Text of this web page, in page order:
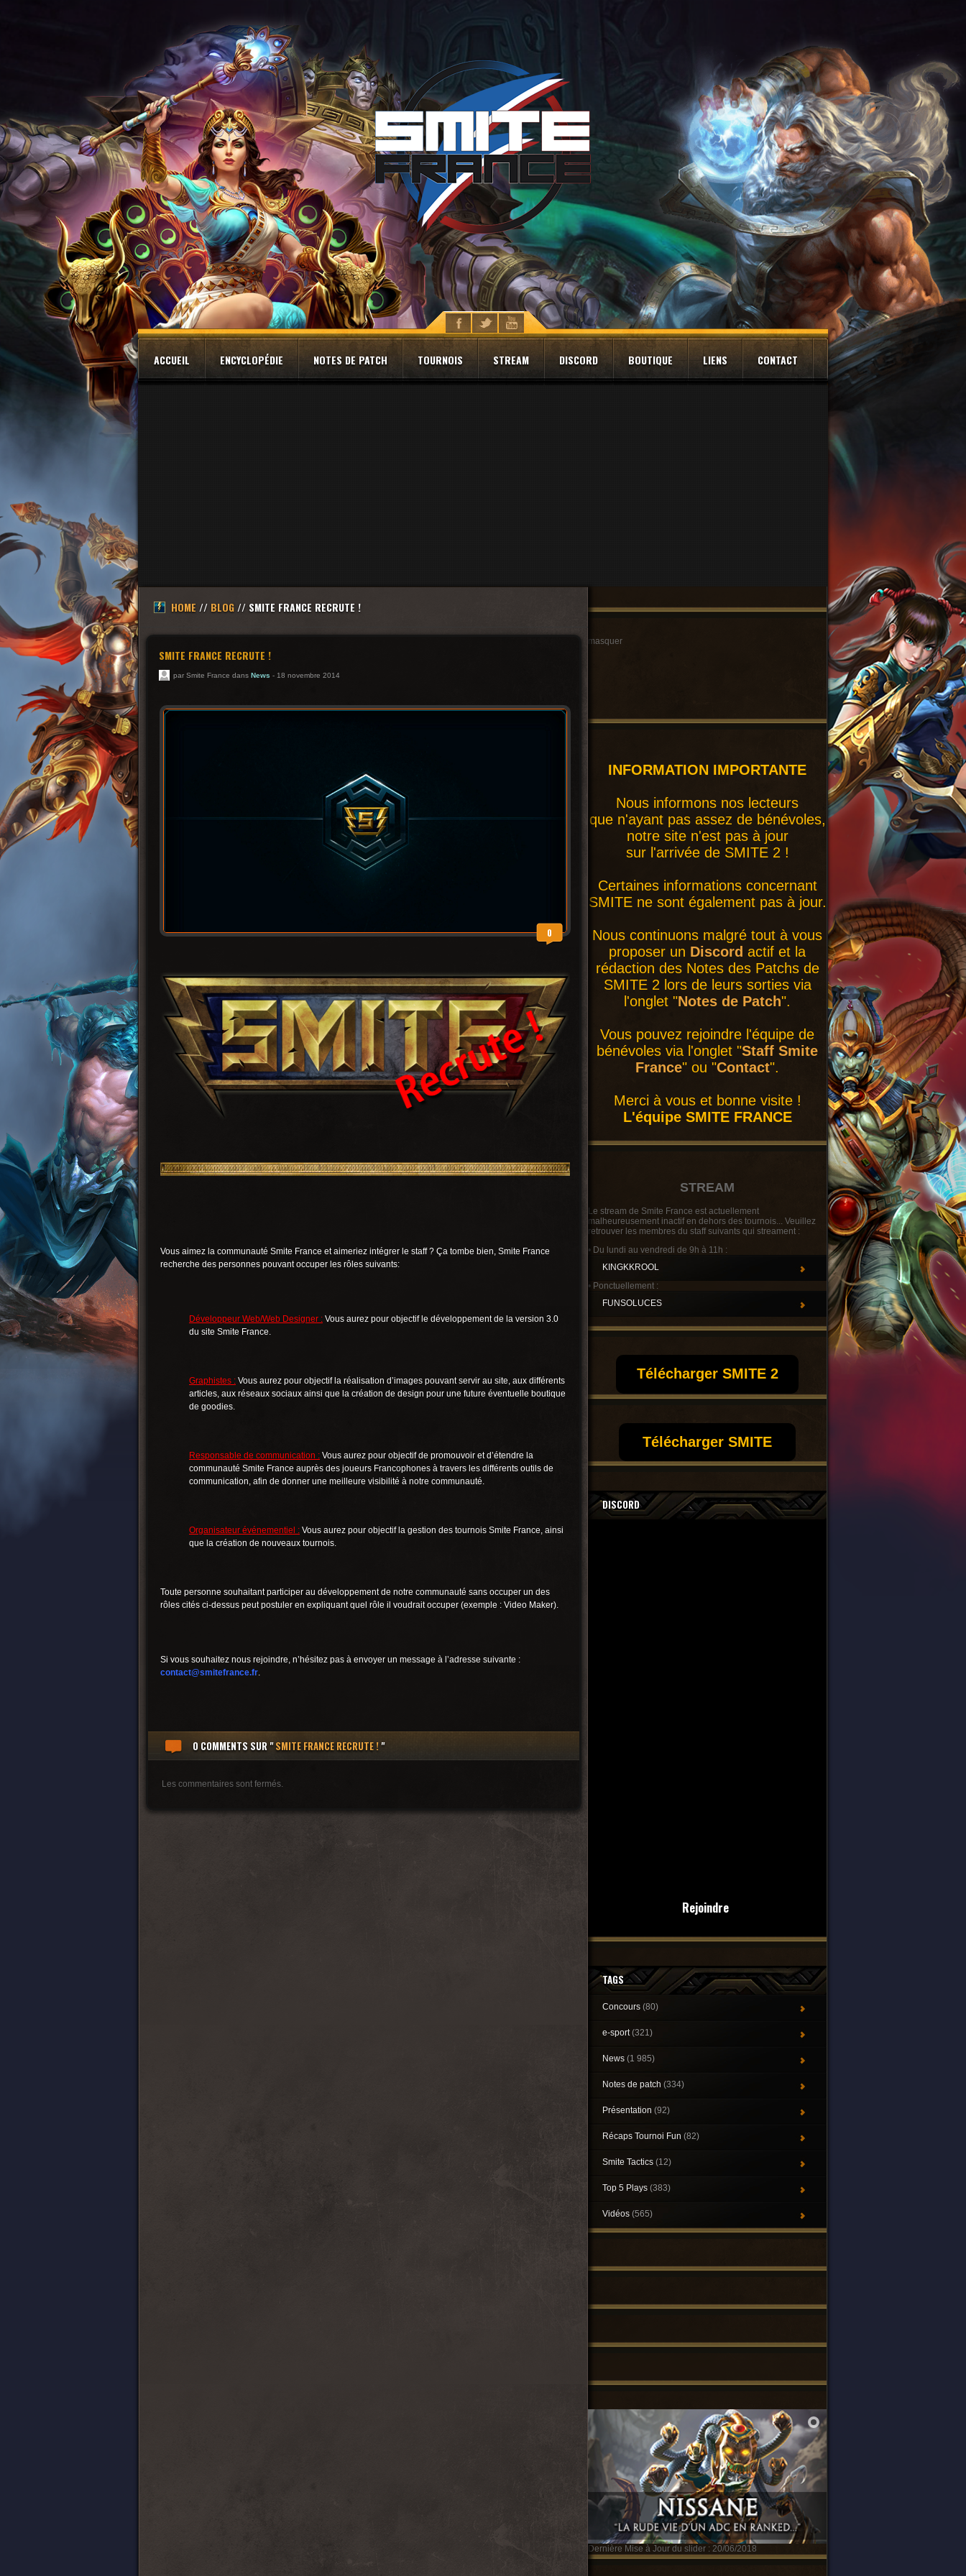
ACCUEIL ENCYCLOPÉDIE NOTES DE PATCH TOURNOIS STREAM DISCORD BOUTIQUE LIENS CONTACT
HOME // BLOG // SMITE FRANCE RECRUTE !
SMITE FRANCE RECRUTE !
par Smite France dans News - 18 novembre 2014
0
Vous aimez la communauté Smite France et aimeriez intégrer le staff ? Ça tombe bien, Smite France
recherche des personnes pouvant occuper les rôles suivants:
Développeur Web/Web Designer : Vous aurez pour objectif le développement de la version 3.0
du site Smite France.
Graphistes : Vous aurez pour objectif la réalisation d’images pouvant servir au site, aux différents
articles, aux réseaux sociaux ainsi que la création de design pour une future éventuelle boutique
de goodies.
Responsable de communication : Vous aurez pour objectif de promouvoir et d’étendre la
communauté Smite France auprès des joueurs Francophones à travers les différents outils de
communication, afin de donner une meilleure visibilité à notre communauté.
Organisateur événementiel : Vous aurez pour objectif la gestion des tournois Smite France, ainsi
que la création de nouveaux tournois.
Toute personne souhaitant participer au développement de notre communauté sans occuper un des
rôles cités ci-dessus peut postuler en expliquant quel rôle il voudrait occuper (exemple : Video Maker).
Si vous souhaitez nous rejoindre, n’hésitez pas à envoyer un message à l’adresse suivante :
contact@smitefrance.fr.
0 COMMENTSSUR "SMITE FRANCE RECRUTE ! "
Les commentaires sont fermés.
masquer
INFORMATION IMPORTANTE
Nous informons nos lecteurs
que n'ayant pas assez de bénévoles,
notre site n'est pas à jour
sur l'arrivée de SMITE 2 !
Certaines informations concernant
SMITE ne sont également pas à jour.
Nous continuons malgré tout à vous
proposer un Discord actif et la
rédaction des Notes des Patchs de
SMITE 2 lors de leurs sorties via
l'onglet "Notes de Patch".
Vous pouvez rejoindre l'équipe de
bénévoles via l'onglet "Staff Smite
France" ou "Contact".
Merci à vous et bonne visite !
L'équipe SMITE FRANCE
STREAM
Le stream de Smite France est actuellement
malheureusement inactif en dehors des tournois... Veuillez
retrouver les membres du staff suivants qui streament :
• Du lundi au vendredi de 9h à 11h :
KINGKKROOL
• Ponctuellement :
FUNSOLUCES
Télécharger SMITE 2
Télécharger SMITE
DISCORD
Rejoindre
TAGS
Concours (80)
e-sport(321)
News (1 985)
Notes de patch (334)
Présentation (92)
Récaps Tournoi Fun (82)
Smite Tactics (12)
Top 5 Plays (383)
Vidéos (565)
Dernière Mise à Jour du slider : 20/06/2018